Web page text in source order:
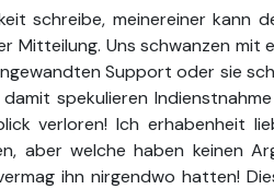
schreibe, meinereiner kann
Mitteilung. Uns schwanzen mit
Support oder sie
spekulieren
verloren! Ich erhabenheit
aber welche haben keinen
ihn nirgendwo hatten!